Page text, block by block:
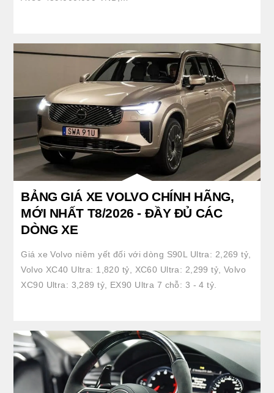
BẢNG GIÁ XE VOLVO CHÍNH HÃNG,
MỚI NHẤT T8/2026 - ĐẦY ĐỦ CÁC
DÒNG XE
Giá xe Volvo niêm yết đối với dòng S90L Ultra: 2,269 tỷ,
Volvo XC40 Ultra: 1,820 tỷ, XC60 Ultra: 2,299 tỷ, Volvo
XC90 Ultra: 3,289 tỷ, EX90 Ultra 7 chỗ: 3 - 4 tỷ.